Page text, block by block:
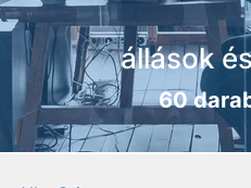
állások
60